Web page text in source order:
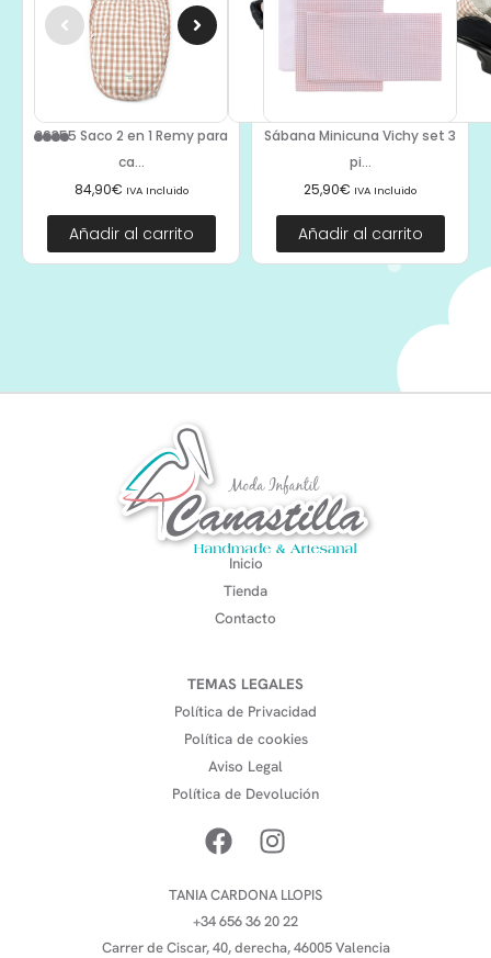
36355 Saco 2 en 1 Remy para
ca...
84,90€ IVA Incluido
Añadir al carrito
Sábana Minicuna Vichy set 3
pi...
25,90€ IVA Incluido
Añadir al carrito
Inicio
Tienda
Contacto
TEMAS LEGALES
Política de Privacidad
Política de cookies
Aviso Legal
Política de Devolución
TANIA CARDONA LLOPIS
+34 656 36 20 22
Carrer de Ciscar, 40, derecha, 46005 Valencia